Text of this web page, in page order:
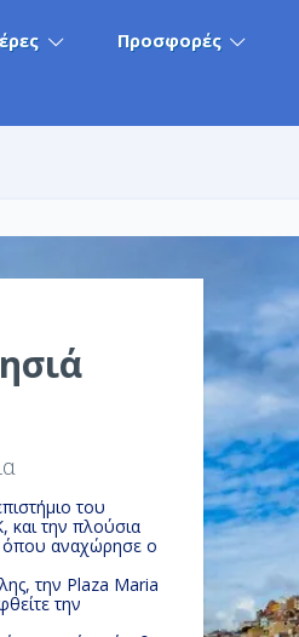
Προσφορές
του
την πλούσια
όπου αναχώρησε ο
την Plaza Maria
την